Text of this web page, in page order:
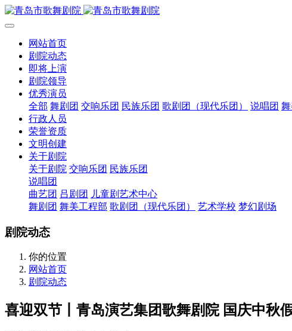
网站首页
剧院动态
即将上演
剧院领导
优秀演员
全部 舞剧团 交响乐团 民族乐团 歌剧团（现代乐团） 说唱团
行政人员
荣誉资质
文明创建
关于剧院
关于剧院 交响乐团 民族乐团
说唱团
曲艺团 吕剧团
儿童剧艺术中心
舞剧团 舞美工程部 歌剧团（现代乐团） 艺术学校 梦幻剧场
剧院动态
你的位置
网站首页
剧院动态
喜迎双节丨青岛演艺集团歌舞剧院 国庆中秋